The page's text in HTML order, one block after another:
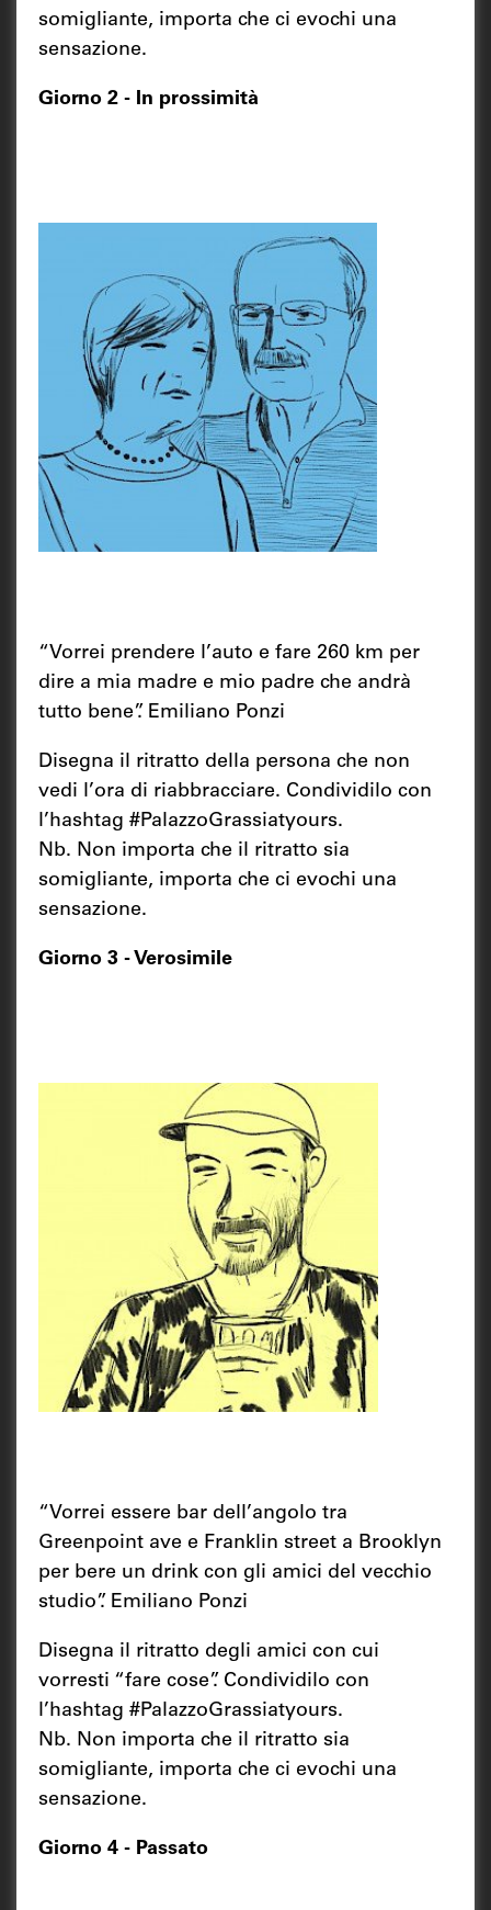
somigliante, importa che ci evochi una
sensazione.
Giorno 2 - In prossimità
“Vorrei prendere l’auto e fare 260 km per
dire a mia madre e mio padre che andrà
tutto bene”. Emiliano Ponzi
Disegna il ritratto della persona che non
vedi l’ora di riabbracciare. Condividilo con
l’hashtag #PalazzoGrassiatyours.
Nb. Non importa che il ritratto sia
somigliante, importa che ci evochi una
sensazione.
Giorno 3 - Verosimile
“Vorrei essere bar dell’angolo tra
Greenpoint ave e Franklin street a Brooklyn
per bere un drink con gli amici del vecchio
studio”. Emiliano Ponzi
Disegna il ritratto degli amici con cui
vorresti “fare cose”. Condividilo con
l’hashtag #PalazzoGrassiatyours.
Nb. Non importa che il ritratto sia
somigliante, importa che ci evochi una
sensazione.
Giorno 4 - Passato